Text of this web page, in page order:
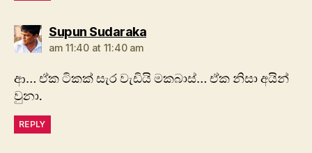
Supun Sudarakasays:
am 11:40 at 11:40 am
ආ… ඒක ටිකක් සැර වැඩියි මකබාස්… ඒක නිසා අයින්
වුනා.
REPLY